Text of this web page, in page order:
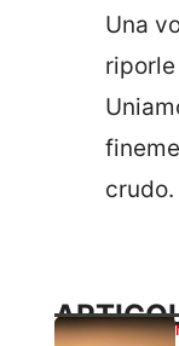
Una
crudo.